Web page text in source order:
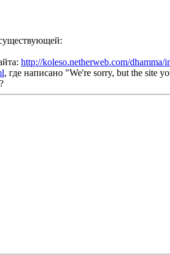
http://koleso.netherweb.com/dhamma/
, где написано "We're sorry, but the site